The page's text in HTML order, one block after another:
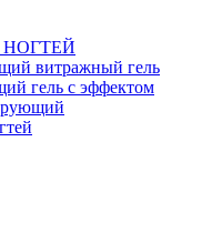
витражный гель
гель с эффектом